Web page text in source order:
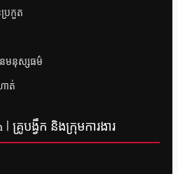
រកួត
មនុស្សធម៌
ាត់
គ្រូបង្វឹក និងក្រុមការងារ